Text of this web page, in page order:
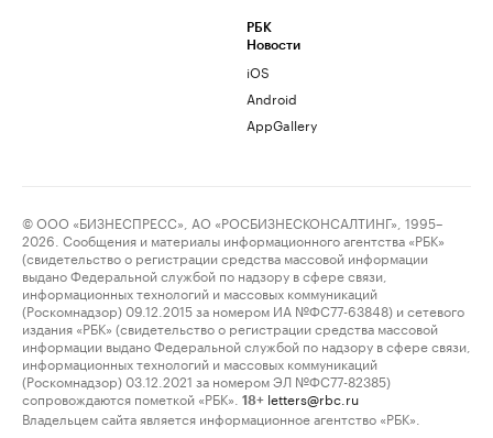
РБК
Новости
iOS
Android
AppGallery
© ООО «БИЗНЕСПРЕСС», АО «РОСБИЗНЕСКОНСАЛТИНГ», 1995–
2026. Сообщения и материалы информационного агентства «РБК»
(свидетельство о регистрации средства массовой информации
выдано Федеральной службой по надзору в сфере связи,
информационных технологий и массовых коммуникаций
(Роскомнадзор) 09.12.2015 за номером ИА №ФС77-63848) и сетевого
издания «РБК» (свидетельство о регистрации средства массовой
информации выдано Федеральной службой по надзору в сфере связи,
информационных технологий и массовых коммуникаций
(Роскомнадзор) 03.12.2021 за номером ЭЛ №ФС77-82385)
сопровождаются пометкой «РБК».
18+ letters@rbc.ru
Владельцем сайта является информационное агентство «РБК».